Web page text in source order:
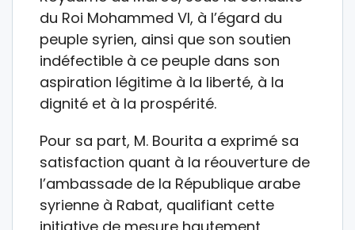
du Roi Mohammed VI, à l’égard du
peuple syrien, ainsi que son soutien
indéfectible à ce peuple dans son
aspiration légitime à la liberté, à la
dignité et à la prospérité.
Pour sa part, M. Bourita a exprimé sa
satisfaction quant à la réouverture de
l’ambassade de la République arabe
syrienne à Rabat, qualifiant cette